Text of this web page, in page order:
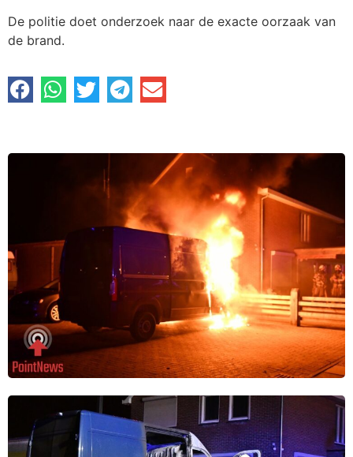
De politie doet onderzoek naar de exacte oorzaak van
de brand.